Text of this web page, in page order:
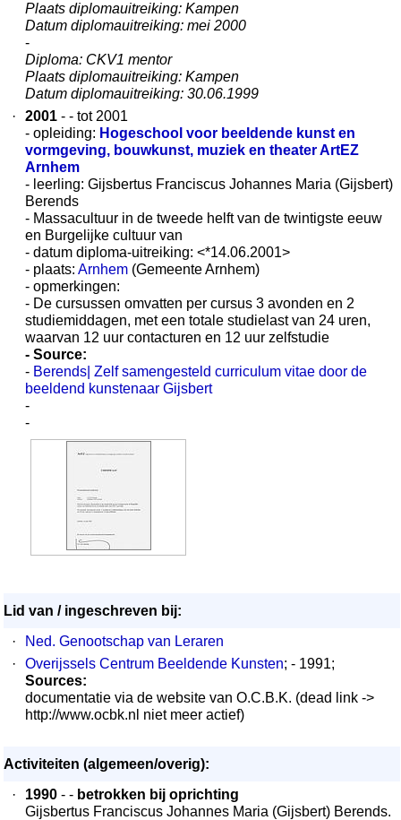
Plaats diplomauitreiking: Kampen
Datum diplomauitreiking: mei 2000
-
Diploma: CKV1 mentor
Plaats diplomauitreiking: Kampen
Datum diplomauitreiking: 30.06.1999
·
2001 - - tot 2001
- opleiding: Hogeschool voor beeldende kunst en
vormgeving, bouwkunst, muziek en theater ArtEZ
Arnhem
- leerling: Gijsbertus Franciscus Johannes Maria (Gijsbert)
Berends
- Massacultuur in de tweede helft van de twintigste eeuw
en Burgelijke cultuur van
- datum diploma-uitreiking: <*14.06.2001>
- plaats: Arnhem (Gemeente Arnhem)
- opmerkingen:
- De cursussen omvatten per cursus 3 avonden en 2
studiemiddagen, met een totale studielast van 24 uren,
waarvan 12 uur contacturen en 12 uur zelfstudie
- Source:
- Berends| Zelf samengesteld curriculum vitae door de
beeldend kunstenaar Gijsbert
-
-
Lid van / ingeschreven bij:
·
Ned. Genootschap van Leraren
·
Overijssels Centrum Beeldende Kunsten; - 1991;
Sources:
documentatie via de website van O.C.B.K. (dead link ->
http://www.ocbk.nl niet meer actief)
Activiteiten (algemeen/overig):
·
1990 - - betrokken bij oprichting
Gijsbertus Franciscus Johannes Maria (Gijsbert) Berends.